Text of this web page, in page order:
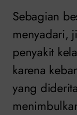
Sebagian
menyadari,
penyakit
karena
yang